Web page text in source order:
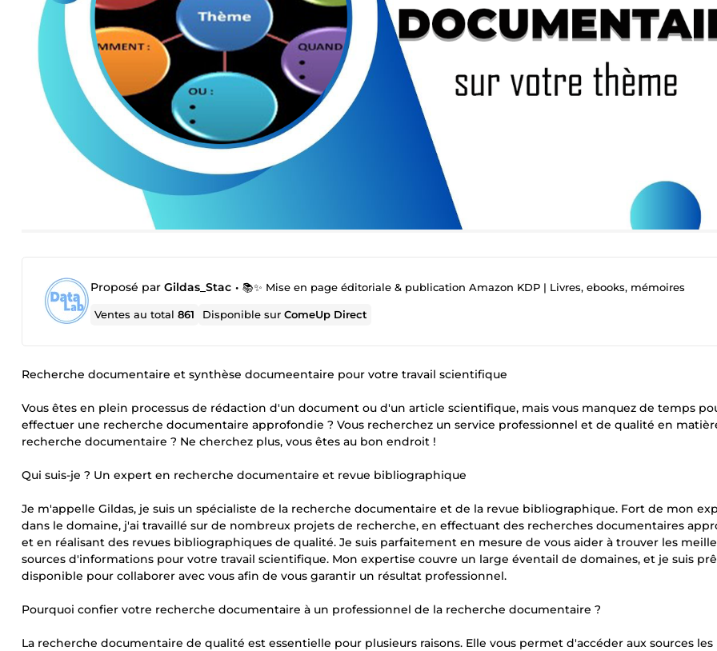
Proposé par Gildas_Stac • 📚✨ Mise en page éditoriale & publication Amazon KDP | Livres, ebooks, mémoires
Ventes au total861 Disponible surComeUp Direct
Recherche documentaire et synthèse documeentaire pour votre travail scientifique
Vous êtes en plein processus de rédaction d'un document ou d'un article scientifique, mais vous manquez de temps
effectuer une recherche documentaire approfondie ? Vous recherchez un service professionnel et de qualité en
recherche documentaire ? Ne cherchez plus, vous êtes au bon endroit !
Qui suis-je ? Un expert en recherche documentaire et revue bibliographique
Je m'appelle Gildas, je suis un spécialiste de la recherche documentaire et de la revue bibliographique. Fort de mon
dans le domaine, j'ai travaillé sur de nombreux projets de recherche, en effectuant des recherches documentaires
et en réalisant des revues bibliographiques de qualité. Je suis parfaitement en mesure de vous aider à trouver les
sources d'informations pour votre travail scientifique. Mon expertise couvre un large éventail de domaines, et je suis
disponible pour collaborer avec vous afin de vous garantir un résultat professionnel.
Pourquoi confier votre recherche documentaire à un professionnel de la recherche documentaire ?
La recherche documentaire de qualité est essentielle pour plusieurs raisons. Elle vous permet d'accéder aux sources les